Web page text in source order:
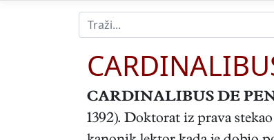
CARDINALIBUS DE
1392). Doktorat iz prava